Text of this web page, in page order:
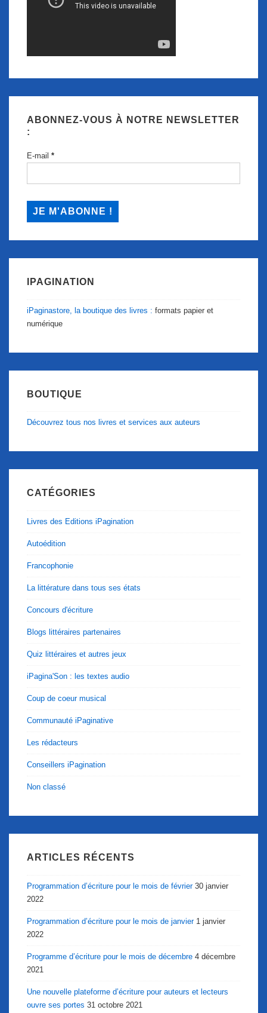
ABONNEZ-VOUS À NOTRE NEWSLETTER
:
E-mail *
IPAGINATION
iPaginastore, la boutique des livres : formats papier et
numérique
BOUTIQUE
Découvrez tous nos livres et services aux auteurs
CATÉGORIES
Livres des Editions iPagination
Autoédition
Francophonie
La littérature dans tous ses états
Concours d'écriture
Blogs littéraires partenaires
Quiz littéraires et autres jeux
iPagina'Son : les textes audio
Coup de coeur musical
Communauté iPaginative
Les rédacteurs
Conseillers iPagination
Non classé
ARTICLES RÉCENTS
Programmation d’écriture pour le mois de février 30 janvier
2022
Programmation d’écriture pour le mois de janvier 1 janvier
2022
Programme d’écriture pour le mois de décembre 4 décembre
2021
Une nouvelle plateforme d’écriture pour auteurs et lecteurs
ouvre ses portes 31 octobre 2021